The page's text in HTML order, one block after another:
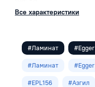
4V
Коричневый
Класс
Все характеристики
#Ламинат #Egger
#Ламинат #Egger
#EPL156 #Азгил